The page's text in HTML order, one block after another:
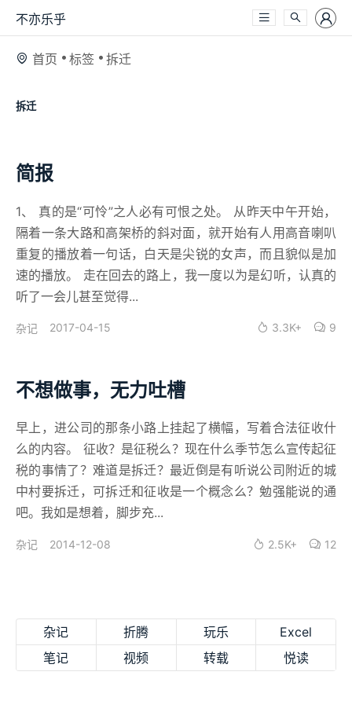
不亦乐乎
首页 标签 拆迁
拆迁
简报
1、 真的是“可怜”之人必有可恨之处。 从昨天中午开始，
隔着一条大路和高架桥的斜对面，就开始有人用高音喇叭
重复的播放着一句话，白天是尖锐的女声，而且貌似是加
速的播放。 走在回去的路上，我一度以为是幻听，认真的
听了一会儿甚至觉得...
杂记 2017-04-15 3.3K+ 9
不想做事，无力吐槽
早上，进公司的那条小路上挂起了横幅，写着合法征收什
么的内容。 征收？是征税么？现在什么季节怎么宣传起征
税的事情了？难道是拆迁？最近倒是有听说公司附近的城
中村要拆迁，可拆迁和征收是一个概念么？勉强能说的通
吧。我如是想着，脚步充...
杂记 2014-12-08 2.5K+ 12
杂记 折腾 玩乐
Excel
笔记
视频 转载 悦读